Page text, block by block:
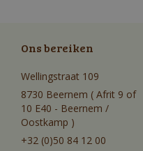
Ons bereiken
Wellingstraat 109
8730 Beernem ( Afrit 9 of
10 E40 - Beernem /
Oostkamp )
+32 (0)50 84 12 00